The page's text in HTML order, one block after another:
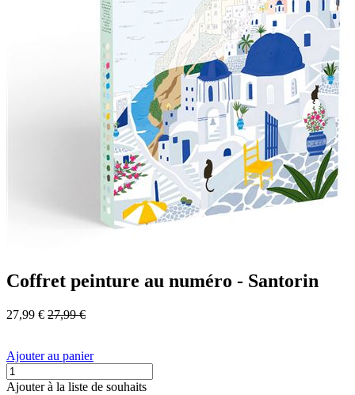
Coffret peinture au numéro - Santorin
27,99 € 27,99€
Ajouter au panier
Ajouter à la liste de souhaits